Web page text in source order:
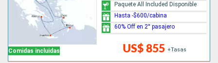
Comidas incluidas US$ 855 +Tasas
Paquete All Included Disponible
Hasta -$600/cabina
60% Off en 2° pasajero